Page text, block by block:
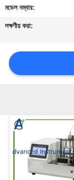
খবর
মামলা
আবেদন
সাইট
মডেল নম্বার:
লক্ষণীয় করা: